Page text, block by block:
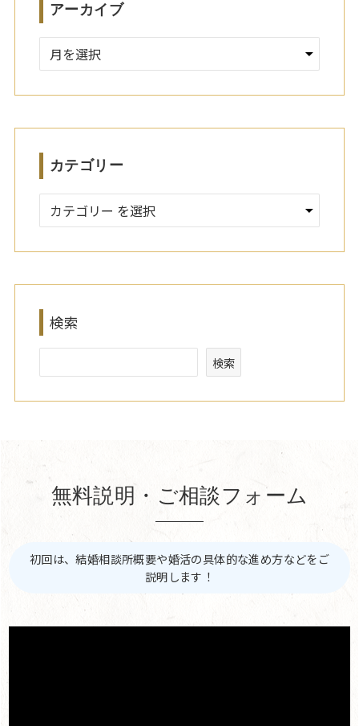
アーカイブ
ー
ブ
カテゴリー
検索
検索
無料説明・ご相談フォーム
初回は、結婚相談所概要や婚活の具体的な進め方などをご
説明します！